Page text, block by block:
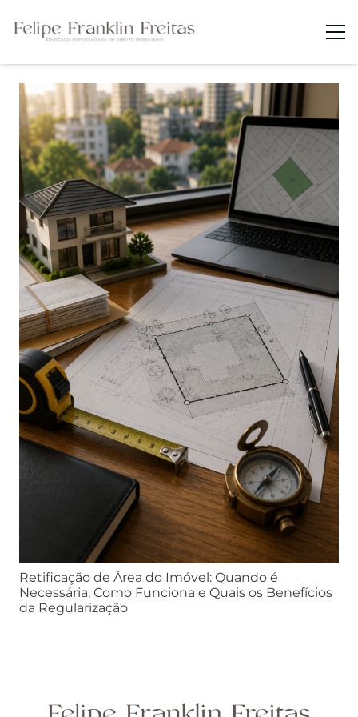
Retificação de Área do Imóvel: Quando é
Necessária, Como Funciona e Quais os Benefícios
da Regularização